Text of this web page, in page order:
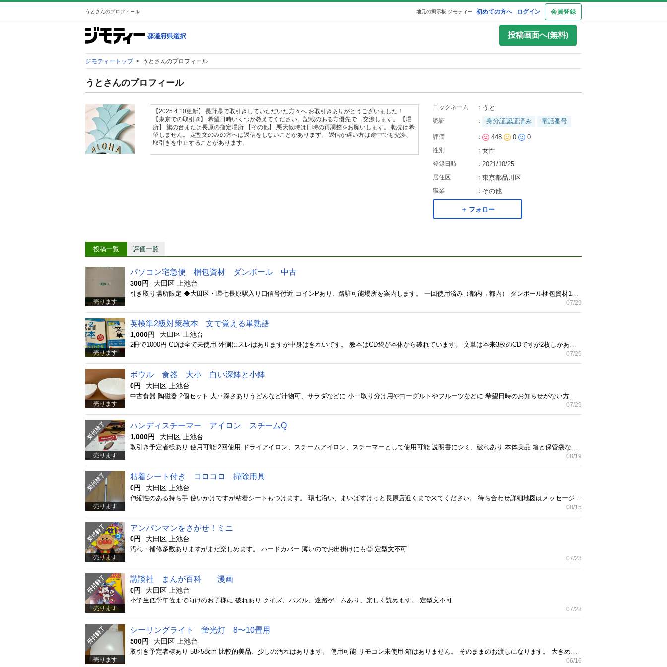
うとさんのプロフィール 初めての方へ ログイン 会員登録
地元の掲示板 ジモティー
投稿画面へ(無料)
ジモティートップ > うとさんのプロフィール
うとさんのプロフィール
【2025.4.10更新】 長野県で取引きしていただいた方々へ お取引きありがとうございました！
【東京での取引き】 希望日時いくつか教えてください。記載のある方優先で 交渉します。 【場
所】 旗の台または長原の指定場所 【その他】 悪天候時は日時の再調整をお願いします。 転売は希
望しません。 定型文のみの方へは返信をしないことがあります。 返信が遅い方は途中でも交渉、
取引きを中止することがあります。
ニックネーム ： うと
認証 ： 身分証認証済み 電話番号
評価 ： 448 0 0
性別 ： 女性
登録日時 ： 2021/10/25
居住区 ： 東京都品川区
職業 ： その他
＋ フォロー
投稿一覧 評価一覧
売ります
パソコン宅急便 梱包資材 ダンボール 中古
300円 大田区 上池台
07/29
売ります
英検準2級対策教本 文で覚える単熟語
1,000円 大田区 上池台
07/29
売ります
ボウル 食器 大小 白い深鉢と小鉢
0円 大田区 上池台
07/29
売ります
ハンディスチーマー アイロン スチームQ
1,000円 大田区 上池台
08/19
売ります
粘着シート付き コロコロ 掃除用具
0円 大田区 上池台
08/15
売ります
アンパンマンをさがせ！ミニ
0円 大田区 上池台
汚れ・補修多数ありますがまだ楽しめます。 ハードカバー 薄いのでお出掛けにも◎ 定型文不可
07/23
売ります
講談社 まんが百科 漫画
0円 大田区 上池台
小学生低学年位まで向けのお子様に 破れあり クイズ、パズル、迷路ゲームあり、楽しく読めます。 定型文不可
07/23
売ります
シーリングライト 蛍光灯 8〜10畳用
500円 大田区 上池台
06/16